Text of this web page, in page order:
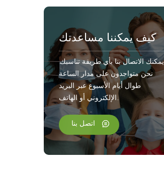
كيف يمكننا مساعدتك
يمكنك الاتصال بنا بأي طريقة تناسبك.
نحن متواجدون على مدار الساعة
طوال أيام الأسبوع عبر البريد
الإلكتروني أو الهاتف.